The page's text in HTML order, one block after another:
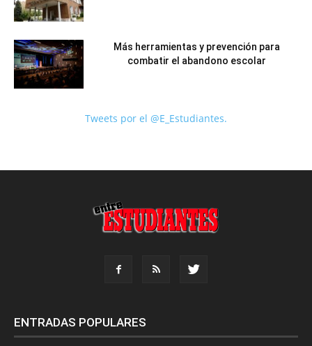
Más herramientas y prevención para
combatir el abandono escolar
Tweets por el @E_Estudiantes.
ENTRADAS POPULARES